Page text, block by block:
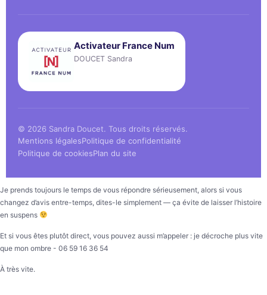
Activateur France Num
DOUCET Sandra
© 2026 Sandra Doucet. Tous droits réservés.
Mentions légalesPolitique de confidentialité
Politique de cookiesPlan du site
Je prends toujours le temps de vous répondre sérieusement, alors si vous
changez d’avis entre-temps, dites-le simplement — ça évite de laisser l’histoire
en suspens
Et si vous êtes plutôt direct, vous pouvez aussi m’appeler : je décroche plus vite
que mon ombre - 06 59 16 36 54
À très vite.